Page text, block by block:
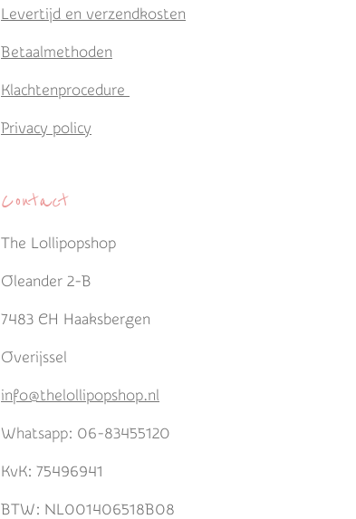
Levertijd en verzendkosten
Betaalmethoden
Klachtenprocedure
Privacy policy
Contact
The Lollipopshop
Oleander 2-B
7483 CH Haaksbergen
Overijssel
info@thelollipopshop.nl
Whatsapp: 06-83455120
KvK: 75496941
BTW: NL001406518B08